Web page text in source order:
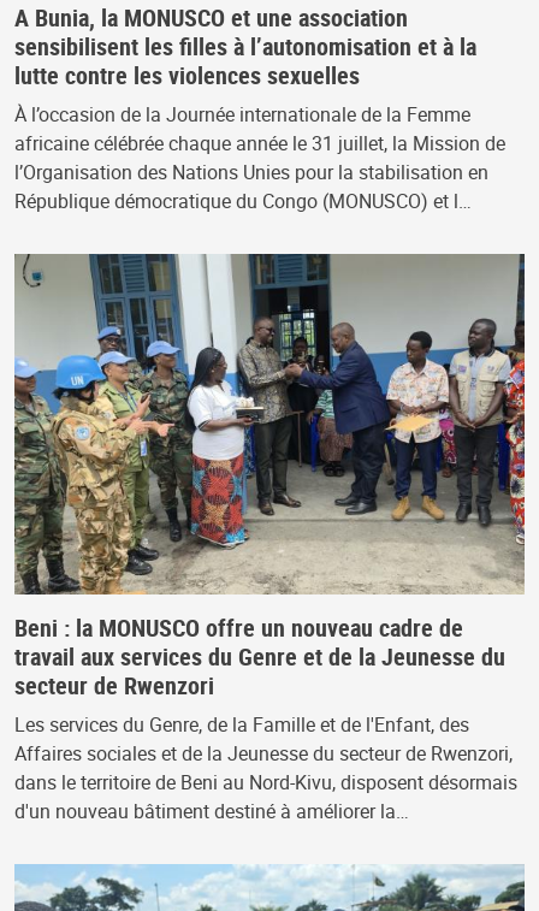
A Bunia, la MONUSCO et une association
sensibilisent les filles à l’autonomisation et à la
lutte contre les violences sexuelles
À l’occasion de la Journée internationale de la Femme
africaine célébrée chaque année le 31 juillet, la Mission de
l’Organisation des Nations Unies pour la stabilisation en
République démocratique du Congo (MONUSCO) et l…
Beni : la MONUSCO offre un nouveau cadre de
travail aux services du Genre et de la Jeunesse du
secteur de Rwenzori
Les services du Genre, de la Famille et de l'Enfant, des
Affaires sociales et de la Jeunesse du secteur de Rwenzori,
dans le territoire de Beni au Nord-Kivu, disposent désormais
d'un nouveau bâtiment destiné à améliorer la…